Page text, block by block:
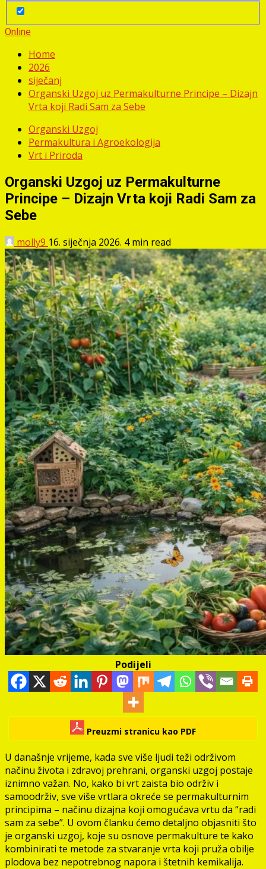
Online
Home
2026
siječanj
Organski Uzgoj uz Permakulturne Principe – Dizajn
Vrta koji Radi Sam za Sebe
Organski Uzgoj
Permakultura i Agroekologija
Vrt i Priroda
Organski Uzgoj uz Permakulturne
Principe – Dizajn Vrta koji Radi Sam za
Sebe
molly9 16. siječnja 2026. 4 min read
Podijeli
Preuzmi stranicu kao PDF
U današnje vrijeme, kada sve više ljudi teži održivom
načinu života i zdravoj prehrani, organski uzgoj postaje
iznimno važan. No, kako bi vrt zaista bio održiv i
samoodrživ, sve više vrtlara okreće se permakulturnim
principima – načinu dizajna koji omogućava vrtu da “radi
sam za sebe”. U ovom članku ćemo detaljno objasniti što
je organski uzgoj, koje su osnove permakulture te kako
kombinirati te metode za stvaranje vrta koji pruža obilje
plodova bez nepotrebnog napora i štetnih kemikalija.